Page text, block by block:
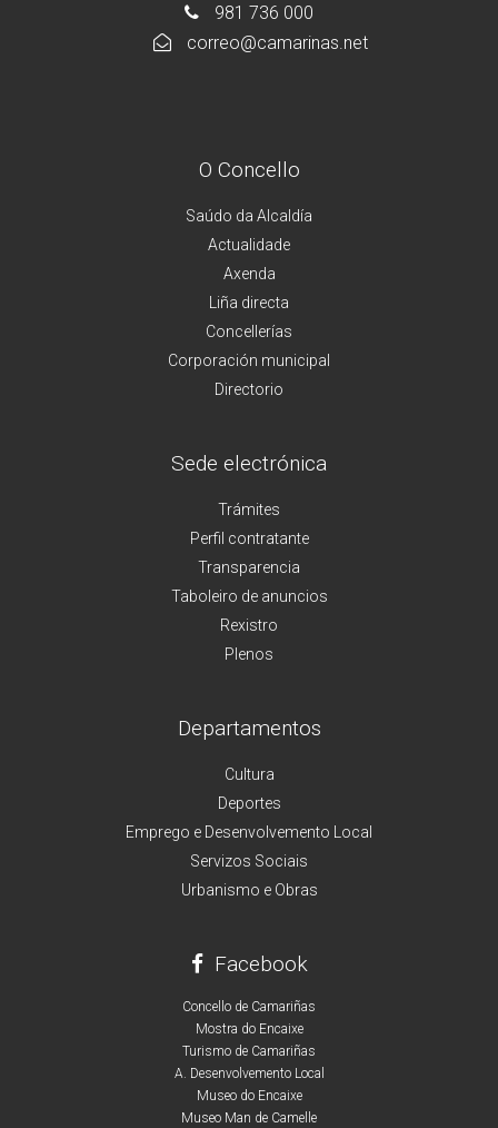
981 736 000
correo@camarinas.net
O Concello
Saúdo da Alcaldía
Actualidade
Axenda
Liña directa
Concellerías
Corporación municipal
Directorio
Sede electrónica
Trámites
Perfil contratante
Transparencia
Taboleiro de anuncios
Rexistro
Plenos
Departamentos
Cultura
Deportes
Emprego e Desenvolvemento Local
Servizos Sociais
Urbanismo e Obras
Facebook
Concello de Camariñas
Mostra do Encaixe
Turismo de Camariñas
A. Desenvolvemento Local
Museo do Encaixe
Museo Man de Camelle